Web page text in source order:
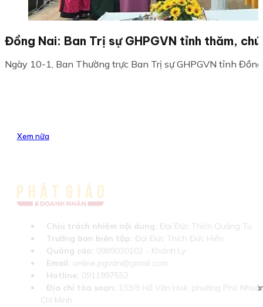
Đồng Nai: Ban Trị sự GHPGVN tỉnh thăm,
Ngày 10-1, Ban Thường trực Ban Trị sự GHPGVN tỉnh
Xem nữa
Chịu trách nhiệm nội dung: Đại Đức Thích Quảng Tú
Trưởng ban biên tập: Đại Đức Thích Đức Hiển
Quảng cáo: 0989030102 - Khánh Ly
Email: online.pgvdn@gmail.com
Hotline: 0911997552
Địa chỉ tòa soạn: 133/8 Hồ Văn Huê, phường Phú
Chí Minh